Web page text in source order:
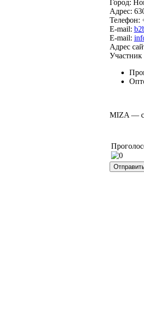
Город:
Адрес:
Телефон:
E-mail:
E-mail:
Адрес
Участник
MIZA —